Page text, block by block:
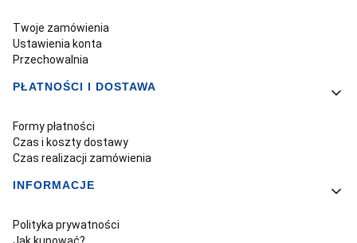
Twoje zamówienia
Ustawienia konta
Przechowalnia
PŁATNOŚCI I DOSTAWA
Formy płatności
Czas i koszty dostawy
Czas realizacji zamówienia
INFORMACJE
Polityka prywatności